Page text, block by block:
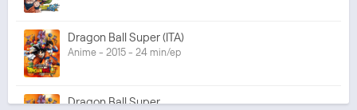
Dragon Ball Super (ITA)
Anime - 2015 - 24 min/ep
Dragon Ball Super